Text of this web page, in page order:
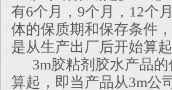
有6个月，9个月，12个月
体的保质期和保存条件
是从生产出厂后开始算起
3m胶粘剂胶水产品的
算起，即当产品从3m公